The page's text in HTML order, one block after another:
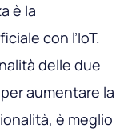
è la
con l’IoT.
delle due
aumentare la
è meglio